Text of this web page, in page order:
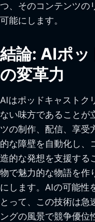
つ、そのコンテンツの
可能にします。
結論: AIポ
の変革力
AIはポッドキャストク
ない味方であることが
ツの制作、配信、享受
的な障壁を自動化し、
造的な発想を支援する
物で魅力的な物語を作
にします。AIの可能性
とって、この技術は急
ングの風景で競争優位